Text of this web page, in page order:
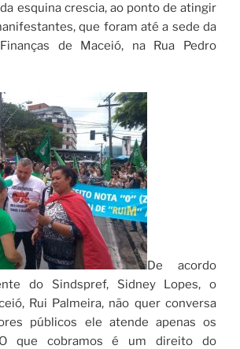
esquina crescia, ao ponto de atingir
que foram até a sede da
de Maceió, na Rua Pedro
De acordo
do Sindspref, Sidney Lopes, o
Rui Palmeira, não quer conversa
públicos ele atende apenas os
que cobramos é um direito do